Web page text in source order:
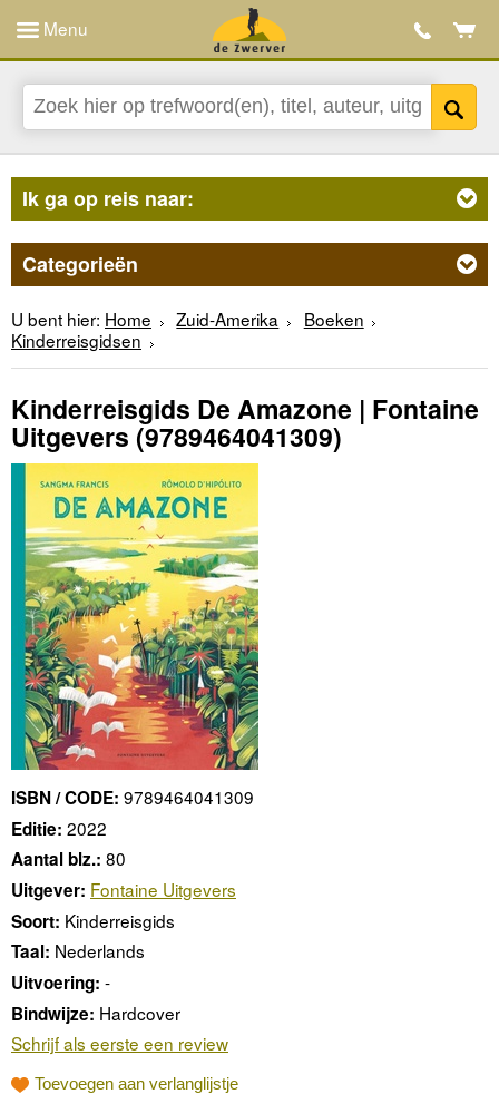
Menu
Ik ga op reis naar:
Categorieën
U bent hier: Home Zuid-Amerika
Boeken
Kinderreisgidsen
Kinderreisgids De Amazone | Fontaine
Uitgevers (9789464041309)
ISBN / CODE: 9789464041309
Editie: 2022
Aantal blz.: 80
Uitgever: Fontaine Uitgevers
Soort: Kinderreisgids
Taal: Nederlands
Uitvoering: -
Bindwijze: Hardcover
Schrijf als eerste een review
Toevoegen aan verlanglijstje